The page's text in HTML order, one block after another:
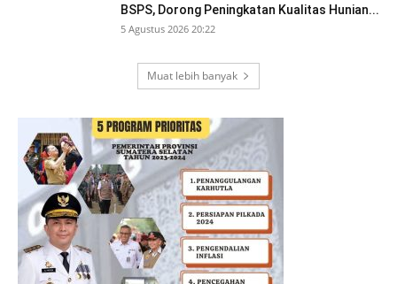
BSPS, Dorong Peningkatan Kualitas Hunian...
5 Agustus 2026 20:22
Muat lebih banyak